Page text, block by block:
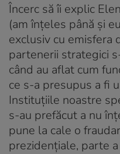
Încerc să îi explic
(am înţeles până şi
exclusiv cu emisfera
partenerii strategici
când au aflat cum
ce s-a presupus a fi
Instituţiile noastre
s-au prefăcut a nu
pune la cale o
prezidenţiale, parte